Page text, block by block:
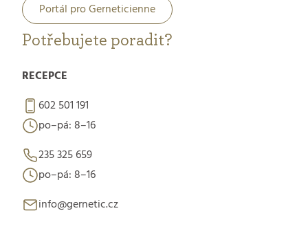
Portál pro Gerneticienne
Potřebujete poradit?
RECEPCE
602 501 191
po–pá: 8–16
235 325 659
po–pá: 8–16
info@gernetic.cz